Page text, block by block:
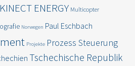
KINECT ENERGY Multicopter
Norwegen Paul Eschbach
Projekte Prozess Steuerung
Tschechische Republik